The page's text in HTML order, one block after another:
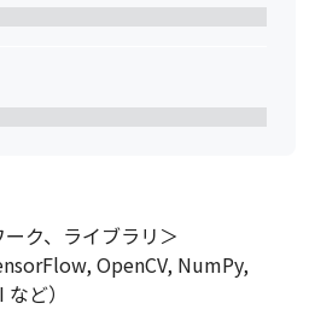
ク、ライブラリ＞
OpenCV, NumPy,
ど）